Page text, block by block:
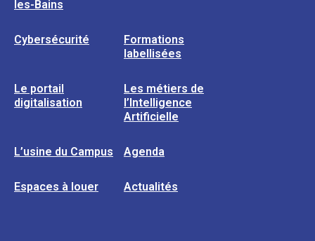
les-Bains
Cybersécurité
Formations
labellisées
Le portail
digitalisation
Les métiers de
l’Intelligence
Artificielle
L’usine du Campus Agenda
Espaces à louer Actualités